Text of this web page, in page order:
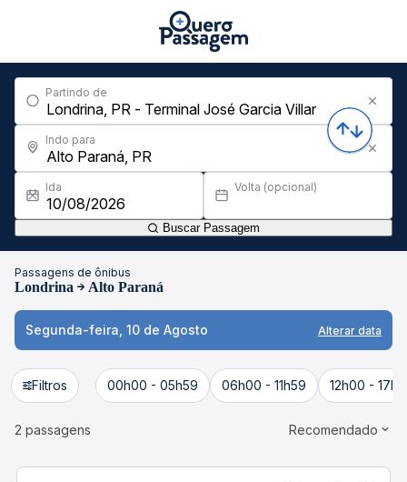
Partindo de
Indo para
Ida Volta (opcional)
Buscar Passagem
Passagens de ônibus
Londrina Alto Paraná
Segunda-feira, 10 de Agosto Alterar data
Filtros 00h00 - 05h59 06h00 - 11h59 12h00 -
2 passagens Recomendado